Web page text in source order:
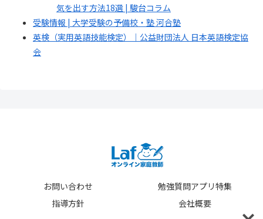
気を出す方法18選 | 駿台コラム
受験情報 | 大学受験の予備校・塾 河合塾
英検（実用英語技能検定）｜公益財団法人 日本英語検定協
会
お問い合わせ
勉強質問アプリ特集
指導方針
会社概要